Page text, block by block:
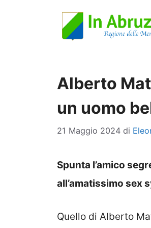
Alberto
un uomo
21 Maggio 2024 di
Spunta l’amico
all’amatissimo sex
Quello di Alberto